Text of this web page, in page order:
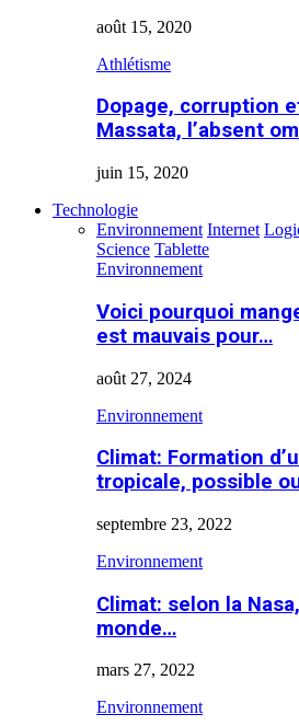
août 15, 2020
Athlétisme
Dopage, corruption
Massata, l’absent
juin 15, 2020
Technologie
Environnement Internet
Science Tablette
Environnement
Voici pourquoi
est mauvais pour…
août 27, 2024
Environnement
Climat: Formation
tropicale, possible
septembre 23, 2022
Environnement
Climat: selon la
monde…
mars 27, 2022
Environnement